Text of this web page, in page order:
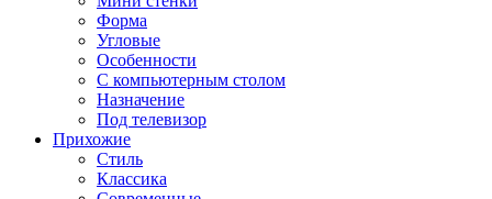
Форма
Угловые
Особенности
С компьютерным столом
Назначение
Под телевизор
Прихожие
Стиль
Классика